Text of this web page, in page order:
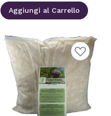
Aggiungi al Carrello
Aggiungi
lista